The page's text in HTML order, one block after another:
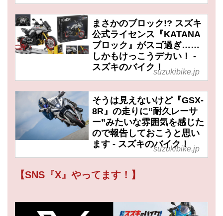
まさかのブロック!? スズキ
公式ライセンス『KATANA
ブロック』がスゴ過ぎ……
しかもけっこうデカい！ -
スズキのバイク！suzukibike.jp
そうは見えないけど『GSX-
8R』の走りに“耐久レーサ
ー”みたいな雰囲気を感じた
ので報告しておこうと思い
ます - スズキのバイク！
suzukibike.jp
【SNS『X』やってます！】